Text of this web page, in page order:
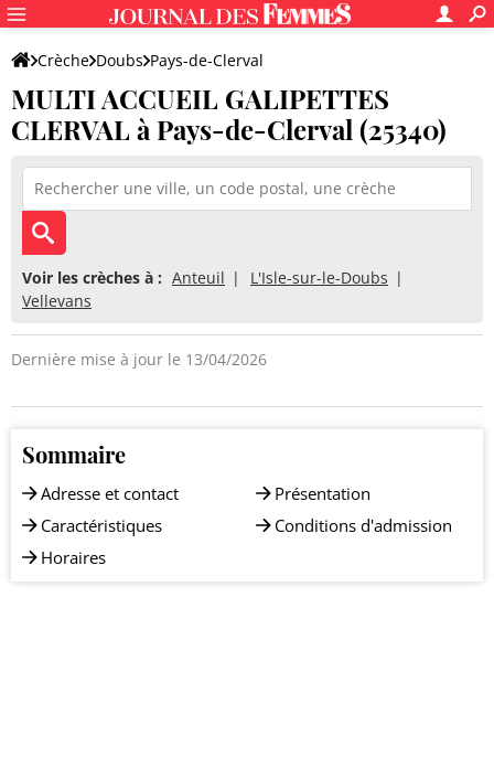
Crèche Doubs Pays-de-Clerval
MULTI ACCUEIL GALIPETTES CLERVAL
MULTI ACCUEIL GALIPETTES
CLERVAL à Pays-de-Clerval (25340)
Voir les crèches à : Anteuil
L'Isle-sur-le-Doubs
Vellevans
Dernière mise à jour le 13/04/2026
Sommaire
Adresse et contact
Caractéristiques
Horaires
Présentation
Conditions d'admission